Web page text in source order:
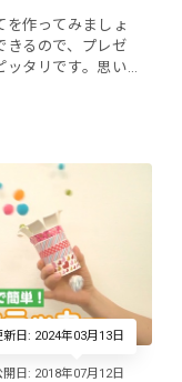
を作ってみましょ
きるので、プレゼ
ッタリです。思い
日: 2024年03月13日